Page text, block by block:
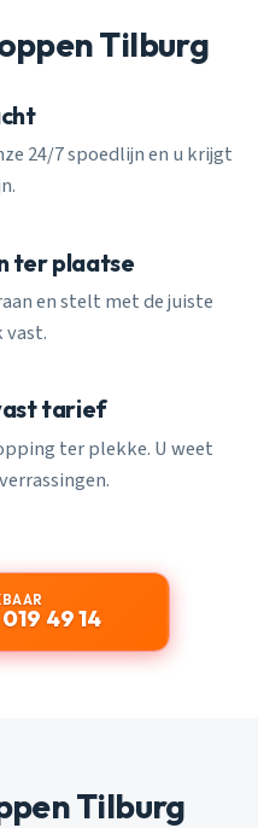
Tilburg
24/7 spoedlijn en u krijgt
ter plaatse
en stelt met de juiste
vast.
tarief
ter plekke. U weet
49 14
Tilburg